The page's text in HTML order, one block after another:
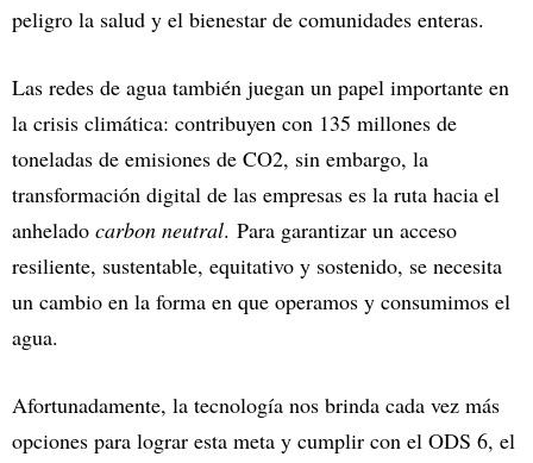
peligro la salud y el bienestar de comunidades enteras.
Las redes de agua también juegan un papel importante en
la crisis climática: contribuyen con 135 millones de
toneladas de emisiones de CO2, sin embargo, la
transformación digital de las empresas es la ruta hacia el
anhelado carbon neutral. Para garantizar un acceso
resiliente, sustentable, equitativo y sostenido, se necesita
un cambio en la forma en que operamos y consumimos el
agua.
Afortunadamente, la tecnología nos brinda cada vez más
opciones para lograr esta meta y cumplir con el ODS 6, el